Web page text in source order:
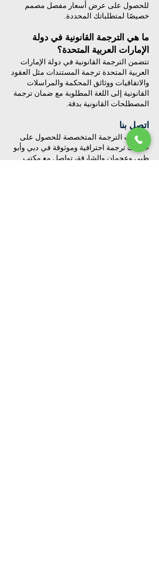
للحصول على عرض أسعار مفصل مصمم
خصيصًا لمتطلباتك المحددة.
ما هي الترجمة القانونية في دولة
الإمارات العربية المتحدة؟
تتضمن الترجمة القانونية في دولة الإمارات
العربية المتحدة ترجمة المستندات مثل العقود
والاتفاقيات ووثائق المحكمة والمراسلات
القانونية إلى اللغة المطلوبة مع ضمان ترجمة
المصطلحات القانونية بدقة.
اتصل بنا
لخدمات الترجمة المتخصصة للحصول على
خدمات ترجمة احترافية وموثوقة في دبي وأبو
ظبي وعجمان والشارقة، تواصل مع مكتب